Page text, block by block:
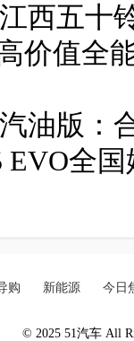
西五十
价值全
油版：
全
购 新能源 今日
© 2025 51汽车 All